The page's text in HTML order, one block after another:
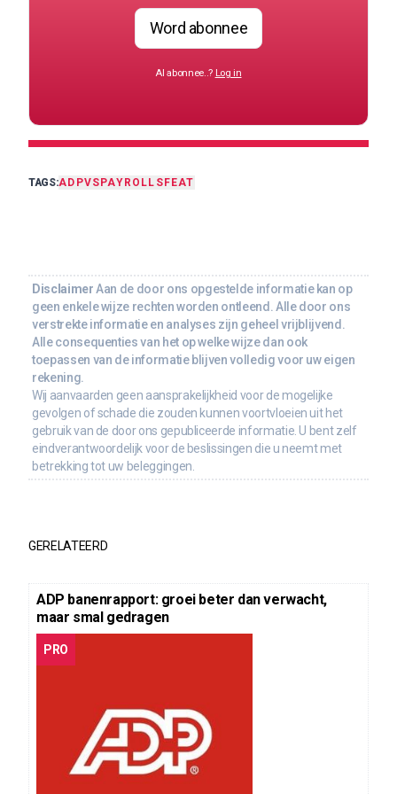
Word abonnee
Al abonnee..? Log in
TAGS:ADPVS PAYROLLS FEAT
Disclaimer Aan de door ons opgestelde informatie kan op
geen enkele wijze rechten worden ontleend. Alle door ons
verstrekte informatie en analyses zijn geheel vrijblijvend.
Alle consequenties van het op welke wijze dan ook
toepassen van de informatie blijven volledig voor uw eigen
rekening.
Wij aanvaarden geen aansprakelijkheid voor de mogelijke
gevolgen of schade die zouden kunnen voortvloeien uit het
gebruik van de door ons gepubliceerde informatie. U bent zelf
eindverantwoordelijk voor de beslissingen die u neemt met
betrekking tot uw beleggingen.
GERELATEERD
ADP banenrapport: groei beter dan verwacht,
maar smal gedragen
PRO